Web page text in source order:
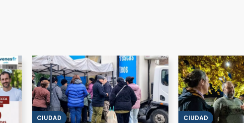
CIUDAD CIUDAD